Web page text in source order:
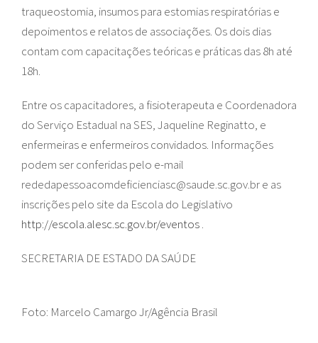
traqueostomia, insumos para estomias respiratórias e
depoimentos e relatos de associações. Os dois dias
contam com capacitações teóricas e práticas das 8h até
18h.
Entre os capacitadores, a fisioterapeuta e Coordenadora
do Serviço Estadual na SES, Jaqueline Reginatto, e
enfermeiras e enfermeiros convidados. Informações
podem ser conferidas pelo e-mail
rededapessoacomdeficienciasc@saude.sc.gov.br e as
inscrições pelo site da Escola do Legislativo
http://escola.alesc.sc.gov.br/eventos.
SECRETARIA DE ESTADO DA SAÚDE
Foto: Marcelo Camargo Jr/Agência Brasil